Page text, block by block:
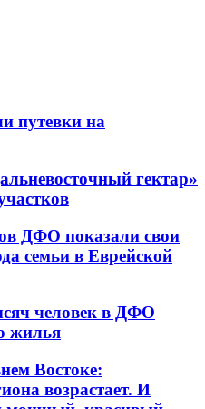
путевки на
гектар»
ДФО показали свои
семьи в Еврейской
человек в ДФО
жилья
Востоке:
возрастает. И